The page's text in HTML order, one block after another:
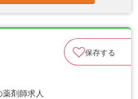
保存する
剤師求人